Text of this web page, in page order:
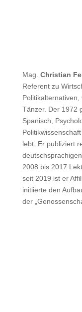
Mag. Christian
Referent zu
Tänzer. Der 1972
Spanisch,
lebt. Er publiziert
2008 bis 2017
seit 2019 ist er
initiierte den
der